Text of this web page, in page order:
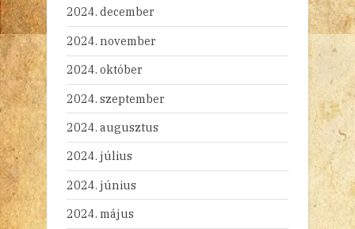
2024. december
2024. november
2024. október
2024. szeptember
2024. augusztus
2024. július
2024. június
2024. május